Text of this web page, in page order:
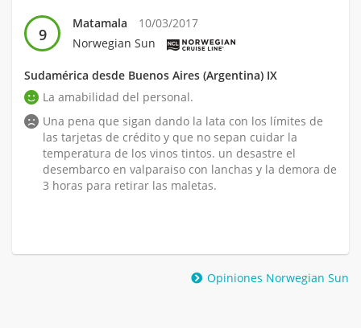
9
Matamala
10/03/2017
Norwegian Sun
Sudamérica desde Buenos Aires (Argentina) IX
La amabilidad del personal.
Una pena que sigan dando la lata con los límites de
las tarjetas de crédito y que no sepan cuidar la
temperatura de los vinos tintos. un desastre el
desembarco en valparaiso con lanchas y la demora de
3 horas para retirar las maletas.
Opiniones Norwegian Sun